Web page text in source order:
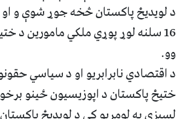
د لویدیځ پاکستان څخه جوړ شوې و او
16 سلنه لوړ پوړي ملکي مامورین د
وو.
د اقتصادي نابرابریو او د سیاسي